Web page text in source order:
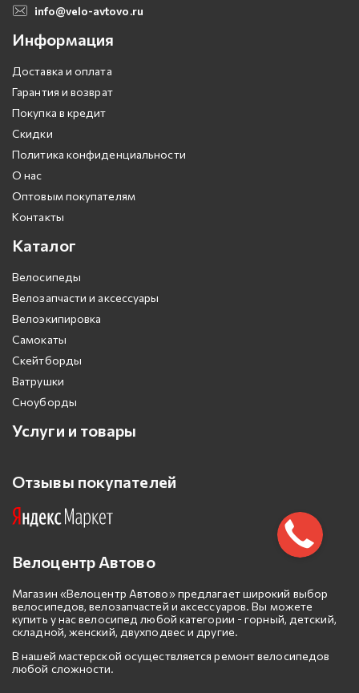
info@velo-avtovo.ru
Информация
Доставка и оплата
Гарантия и возврат
Покупка в кредит
Скидки
Политика конфиденциальности
О нас
Оптовым покупателям
Контакты
Каталог
Велосипеды
Велозапчасти и аксессуары
Велоэкипировка
Самокаты
Скейтборды
Ватрушки
Сноуборды
Услуги и товары
Отзывы покупателей
Велоцентр Автово
Магазин «Велоцентр Автово» предлагает широкий выбор
велосипедов, велозапчастей и аксессуаров. Вы можете
купить у нас велосипед любой категории - горный, детский,
складной, женский, двухподвес и другие.
В нашей мастерской осуществляется ремонт велосипедов
любой сложности.